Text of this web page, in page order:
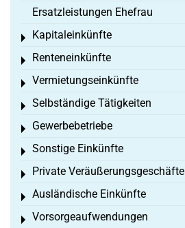
Ersatzleistungen Ehefrau
Kapitaleinkünfte
Toggle menu
Renteneinkünfte
Toggle menu
Vermietungseinkünfte
Toggle menu
Selbständige Tätigkeiten
Toggle menu
Gewerbebetriebe
Toggle menu
Sonstige Einkünfte
Toggle menu
Private Veräußerungsgeschäfte
Toggle menu
Ausländische Einkünfte
Toggle menu
Vorsorgeaufwendungen
Toggle menu